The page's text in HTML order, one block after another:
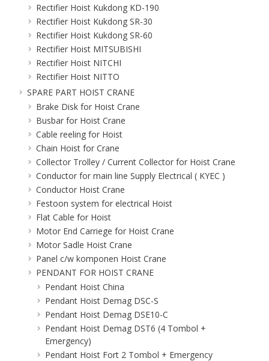
Rectifier Hoist Kukdong KD-190
Rectifier Hoist Kukdong SR-30
Rectifier Hoist Kukdong SR-60
Rectifier Hoist MITSUBISHI
Rectifier Hoist NITCHI
Rectifier Hoist NITTO
SPARE PART HOIST CRANE
Brake Disk for Hoist Crane
Busbar for Hoist Crane
Cable reeling for Hoist
Chain Hoist for Crane
Collector Trolley / Current Collector for Hoist Crane
Conductor for main line Supply Electrical ( KYEC )
Conductor Hoist Crane
Festoon system for electrical Hoist
Flat Cable for Hoist
Motor End Carriege for Hoist Crane
Motor Sadle Hoist Crane
Panel c/w komponen Hoist Crane
PENDANT FOR HOIST CRANE
Pendant Hoist China
Pendant Hoist Demag DSC-S
Pendant Hoist Demag DSE10-C
Pendant Hoist Demag DST6 (4 Tombol +
Emergency)
Pendant Hoist Fort 2 Tombol + Emergency